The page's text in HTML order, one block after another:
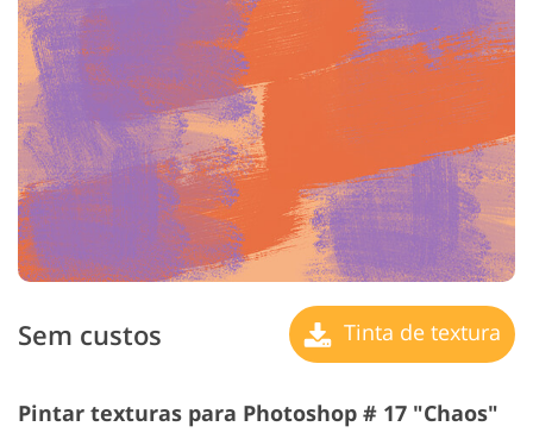
Sem custos Tinta de textura
Pintar texturas para Photoshop # 17 "Chaos"